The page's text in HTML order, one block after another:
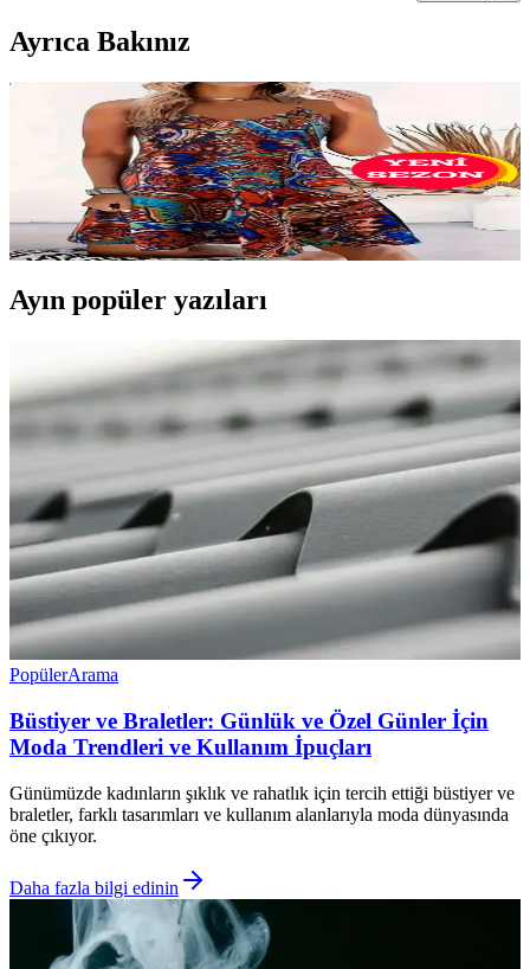
Ayrıca Bakınız
Tarz Elbise Nedir? Moda Dünyasında Kendini İfade
Etmenin Yolları ve Trendler
Tarz elbise, kişisel tarzı yansıtan ve moda trendlerine uygun
seçimlerle özgünlük sağlar. Güncel trendler, doğru seçimler ve
kendini ifade etme yollarıyla moda dünyasında fark yaratın.
Ayın popüler yazıları
PopülerArama
Büstiyer ve Braletler: Günlük ve Özel Günler İçin
Moda Trendleri ve Kullanım İpuçları
Günümüzde kadınların şıklık ve rahatlık için tercih ettiği büstiyer ve
braletler, farklı tasarımları ve kullanım alanlarıyla moda dünyasında
öne çıkıyor.
Daha fazla bilgi edinin